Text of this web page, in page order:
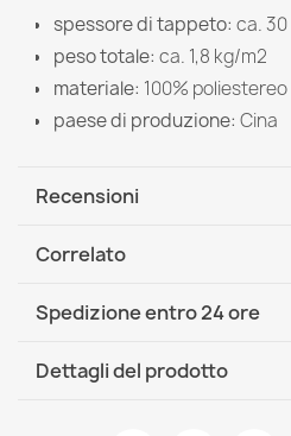
spessore di tappeto: ca. 30
peso totale: ca. 1,8 kg/m2
materiale: 100% poliestereo
paese di produzione: Cina
Recensioni
Correlato
Spedizione entro 24 ore
DHL / GLS International
Dettagli del prodotto